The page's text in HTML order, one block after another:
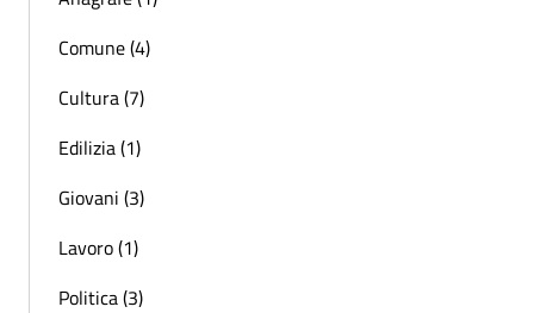
Comune (4)
Cultura (7)
Edilizia (1)
Giovani (3)
Lavoro (1)
Politica (3)